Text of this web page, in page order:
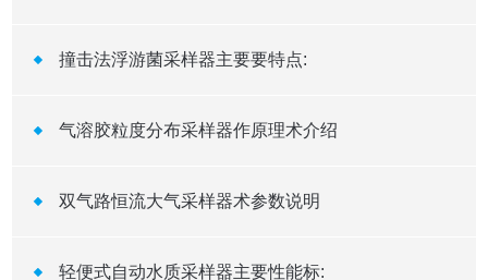
撞击法浮游菌采样器主要要特点:
气溶胶粒度分布采样器作原理术介绍
双气路恒流大气采样器术参数说明
轻便式自动水质采样器主要性能标: